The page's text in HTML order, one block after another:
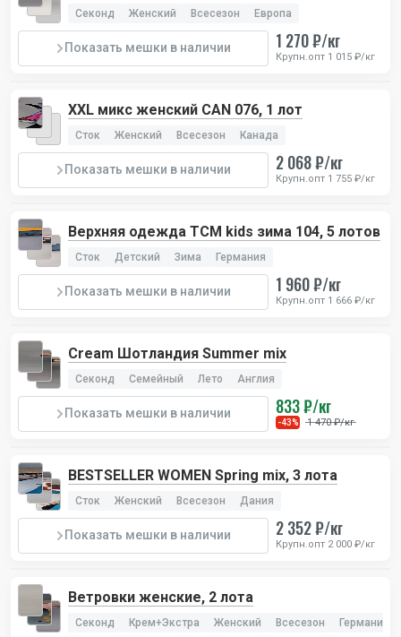
Секонд Женский Всесезон Европа
Показать мешки в наличии 1 270 ₽/кг
Крупн.опт 1 015 ₽/кг
XXL микс женский CAN 076, 1 лот
Сток Женский Всесезон Канада
Показать мешки в наличии 2 068 ₽/кг
Крупн.опт 1 755 ₽/кг
Верхняя одежда TCM kids зима 104, 5 лотов
Сток Детский Зима Германия
Показать мешки в наличии 1 960 ₽/кг
Крупн.опт 1 666 ₽/кг
Cream Шотландия Summer mix
Секонд Семейный Лето Англия
Показать мешки в наличии 833 ₽/кг
-43% 1 470 ₽/кг
BESTSELLER WOMEN Spring mix, 3 лота
Сток Женский Всесезон Дания
Показать мешки в наличии 2 352 ₽/кг
Крупн.опт 2 000 ₽/кг
Ветровки женские, 2 лота
Секонд Крем+Экстра Женский Всесезон Германия